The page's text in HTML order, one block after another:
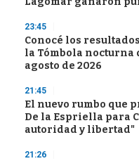
23:45
Conocé los
la Tómbola nocturna
agosto de 2026
21:45
El nuevo rumbo que
De la Espriella para
autoridad y libertad"
21:26